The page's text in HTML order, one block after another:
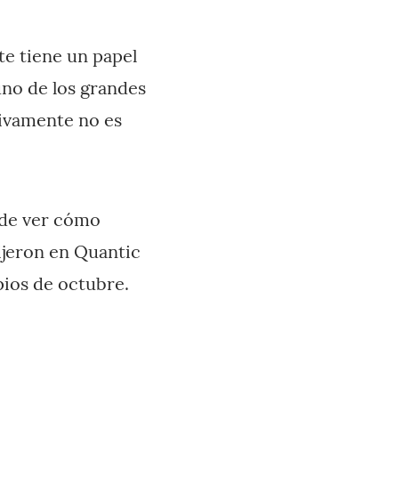
tiene un papel
de los grandes
no es
ver cómo
en Quantic
de octubre.